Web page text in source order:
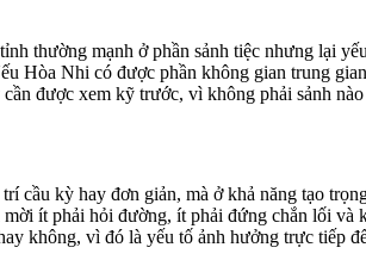
thường mạnh ở phần sảnh tiệc nhưng lại
Hòa Nhi có được phần không gian trung
được xem kỹ trước, vì không phải sảnh
cầu kỳ hay đơn giản, mà ở khả năng tạo
ít phải hỏi đường, ít phải đứng chắn lối
không, vì đó là yếu tố ảnh hưởng trực tiếp